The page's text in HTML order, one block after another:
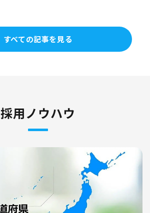
すべての記事を見る
採用ノウハウ